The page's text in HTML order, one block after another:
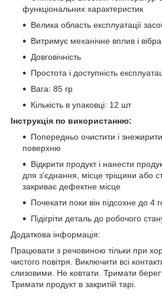
функціональних характеристик
Велика область експлуатації
Витримує механічне вплив і
Довговічність
Простота і доступність
Вага: 85 гр
Кількість в упаковці: 12 шт
Інструкція по використанню:
Попередньо очистити і
поверхню
Відкрити продукт і нанести
для з'єднання, місце тріщини або
закриває дефектне місце
Почекати поки він підсохне до 4
Підігріти деталь до робочого
Додаткова інформація:
Працювати з речовиною тільки при
чистого повітря. Виключити всі
слизовими. Не ковтати. Тримати
Тримати продукт в закритій тарі.